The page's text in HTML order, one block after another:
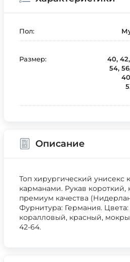
Пол:
Размер:
40,
54,
Описание
Топ хирургический унисекс
карманами. Рукав короткий,
премиум качества
Фурнитура: Германия.
коралловый, красный,
42-64.